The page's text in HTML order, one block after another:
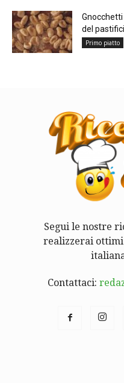
del
Primo piatto
Segui le nostre
realizzerai
Contattaci: